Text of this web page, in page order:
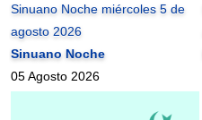
Sinuano Noche miércoles 5 de
agosto 2026
Sinuano Noche
05 Agosto 2026